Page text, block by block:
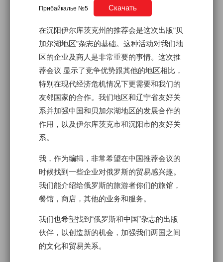
Прибайкалье №5 Скачать
在沉阳伊尔库茨克州的推荐会是这次出版“贝
加尔湖地区”杂志的基础。这种活动对我们地
区的企业及商人是非常重要的事情。这次推
荐会议 显示了竞争优势跟其他的地区相比，
特别在现代经济危机情况下更需要和我们的
友邻国家的合作。我们地区和辽宁省友好关
系并加强中国和贝加尔湖地区的发展合作的
作用，以及伊尔库茨克市和沉阳市的友好关
系。
我，作为编辑，非常希望在中国推荐会议的
时候找到一些企业对俄罗斯的贸易感兴趣。
我们能介绍给俄罗斯的旅游者你们的旅馆，
餐馆，商店，其他的业务和服务。
我们也希望找到“俄罗斯和中国”杂志的出版
伙伴，以创造新的机会，加强我们两国之间
的文化和贸易关系。